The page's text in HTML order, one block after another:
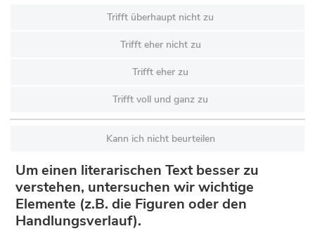
Trifft überhaupt nicht zu
Trifft eher nicht zu
Trifft eher zu
Trifft voll und ganz zu
Kann ich nicht beurteilen
Um einen literarischen Text besser zu
verstehen, untersuchen wir wichtige
Elemente (z.B. die Figuren oder den
Handlungsverlauf).